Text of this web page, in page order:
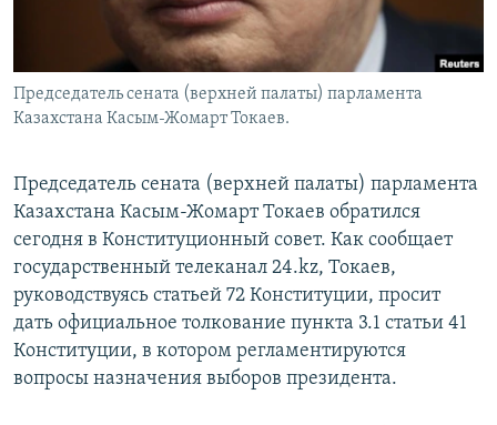
Председатель сената (верхней палаты) парламента
Казахстана Касым-Жомарт Токаев.
Председатель сената (верхней палаты) парламента
Казахстана Касым-Жомарт Токаев обратился
сегодня в Конституционный совет. Как сообщает
государственный телеканал 24.kz, Токаев,
руководствуясь статьей 72 Конституции, просит
дать официальное толкование пункта 3.1 статьи 41
Конституции, в котором регламентируются
вопросы назначения выборов президента.